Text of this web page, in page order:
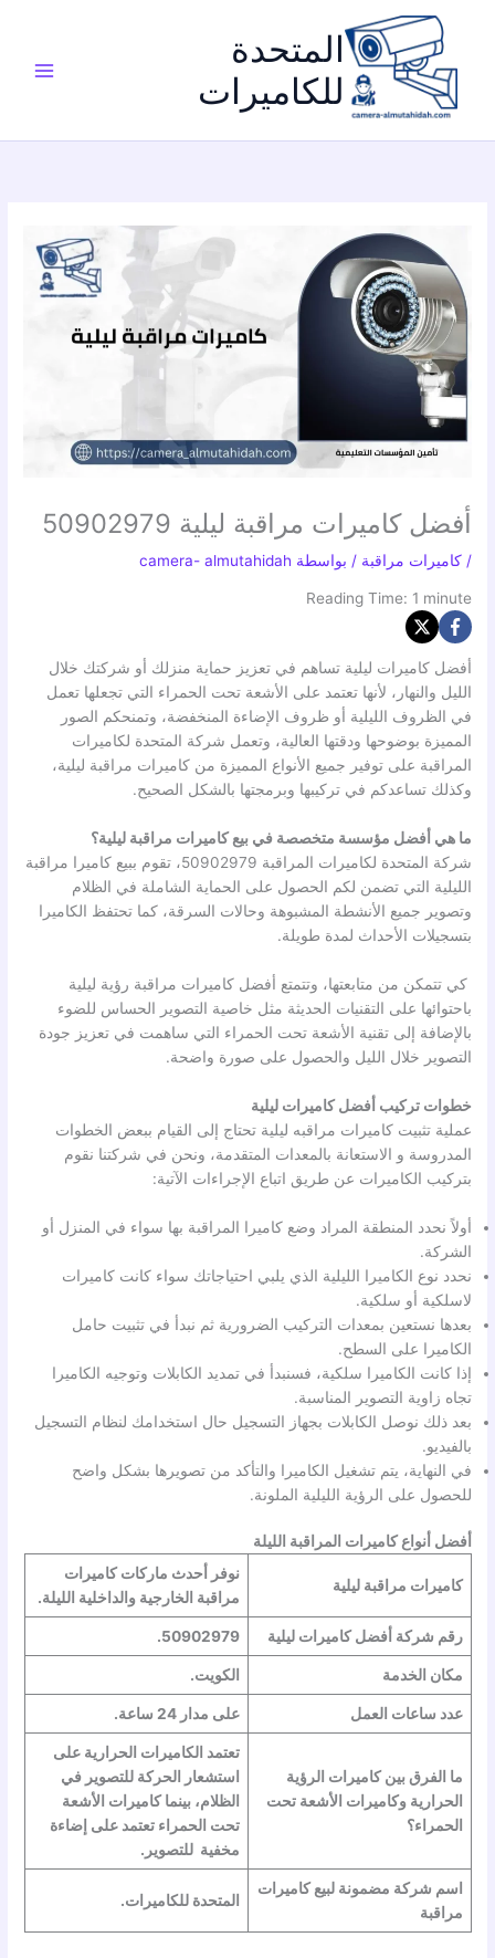
المتحدة
للكاميرات
أفضل كاميرات مراقبة ليلية 50902979
/كاميرات مراقبة / بواسطة camera- almutahidah
Reading Time: 1 minute
أفضل كاميرات ليلية تساهم في تعزيز حماية منزلك أو شركتك خلال
الليل والنهار، لأنها تعتمد على الأشعة تحت الحمراء التي تجعلها تعمل
في الظروف الليلية أو ظروف الإضاءة المنخفضة، وتمنحكم الصور
المميزة بوضوحها ودقتها العالية، وتعمل شركة المتحدة لكاميرات
المراقبة على توفير جميع الأنواع المميزة من كاميرات مراقبة ليلية،
وكذلك تساعدكم في تركيبها وبرمجتها بالشكل الصحيح.
ما هي أفضل مؤسسة متخصصة في بيع كاميرات مراقبة ليلية؟
شركة المتحدة لكاميرات المراقبة 50902979، تقوم ببيع كاميرا مراقبة
الليلية التي تضمن لكم الحصول على الحماية الشاملة في الظلام
وتصوير جميع الأنشطة المشبوهة وحالات السرقة، كما تحتفظ الكاميرا
بتسجيلات الأحداث لمدة طويلة.
كي تتمكن من متابعتها، وتتمتع أفضل كاميرات مراقبة رؤية ليلية
باحتوائها على التقنيات الحديثة مثل خاصية التصوير الحساس للضوء
بالإضافة إلى تقنية الأشعة تحت الحمراء التي ساهمت في تعزيز جودة
التصوير خلال الليل والحصول على صورة واضحة.
خطوات تركيب أفضل كاميرات ليلية
عملية تثبيت كاميرات مراقبه ليلية تحتاج إلى القيام ببعض الخطوات
المدروسة و الاستعانة بالمعدات المتقدمة، ونحن في شركتنا نقوم
بتركيب الكاميرات عن طريق اتباع الإجراءات الآتية:
أولاً نحدد المنطقة المراد وضع كاميرا المراقبة بها سواء في المنزل أو
الشركة.
نحدد نوع الكاميرا الليلية الذي يلبي احتياجاتك سواء كانت كاميرات
لاسلكية أو سلكية.
بعدها نستعين بمعدات التركيب الضرورية ثم نبدأ في تثبيت حامل
الكاميرا على السطح.
إذا كانت الكاميرا سلكية، فسنبدأ في تمديد الكابلات وتوجيه الكاميرا
تجاه زاوية التصوير المناسبة.
بعد ذلك نوصل الكابلات بجهاز التسجيل حال استخدامك لنظام التسجيل
بالفيديو.
في النهاية، يتم تشغيل الكاميرا والتأكد من تصويرها بشكل واضح
للحصول على الرؤية الليلية الملونة.
أفضل أنواع كاميرات المراقبة الليلة
كاميرات مراقبة ليلية
نوفر أحدث ماركات كاميرات
مراقبة الخارجية والداخلية الليلة.
رقم شركة أفضل كاميرات ليلية 50902979.
مكان الخدمة الكويت.
عدد ساعات العمل على مدار 24 ساعة.
ما الفرق بين كاميرات الرؤية
الحرارية وكاميرات الأشعة تحت
الحمراء؟
تعتمد الكاميرات الحرارية على
استشعار الحركة للتصوير في
الظلام، بينما كاميرات الأشعة
تحت الحمراء تعتمد على إضاءة
مخفية للتصوير.
اسم شركة مضمونة لبيع كاميرات
مراقبة
المتحدة للكاميرات.